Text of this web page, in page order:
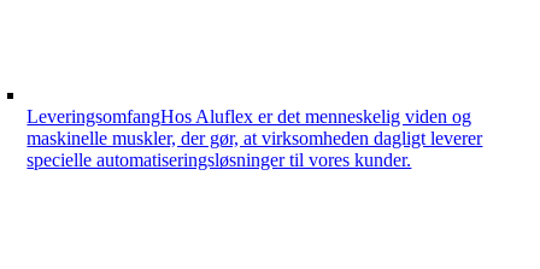
LeveringsomfangHos Aluflex er det menneskelig viden og
maskinelle muskler, der gør, at virksomheden dagligt leverer
specielle automatiseringsløsninger til vores kunder.